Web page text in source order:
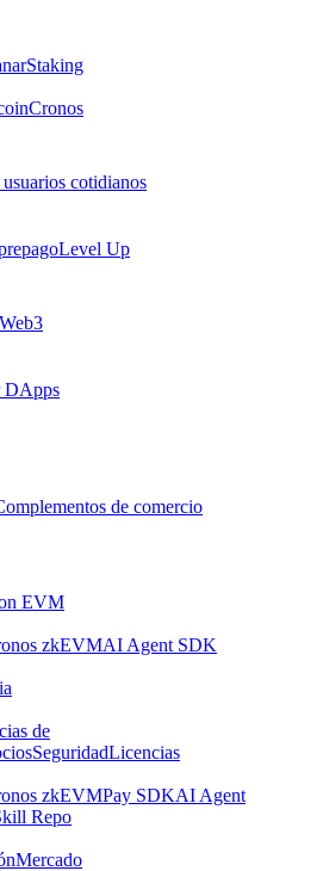
Staking
Cronos
usuarios cotidianos
Level Up
DApps
de comercio
EVM
zkEVMAI Agent SDK
de
SeguridadLicencias
zkEVMPay SDKAI Agent
Repo
Mercado